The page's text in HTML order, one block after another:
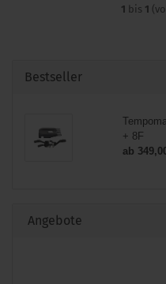
1 bis 1
Bestseller
+ 8F
ab
Angebote